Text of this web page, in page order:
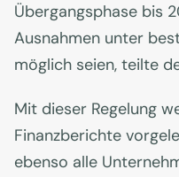
Übergangsphase bis
Ausnahmen unter
möglich seien, teilte
Mit dieser Regelung
Finanzberichte
ebenso alle